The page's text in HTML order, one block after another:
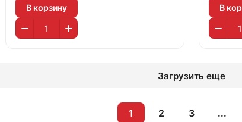
В корзину В
Загрузить еще
1 2 3 ...